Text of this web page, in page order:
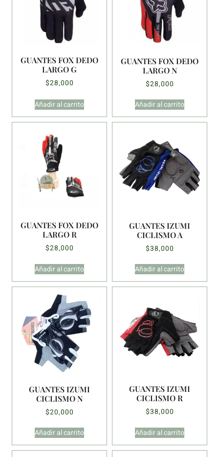
GUANTES FOX DEDO
LARGO G
$28,000
Añadir al carrito
GUANTES FOX DEDO
LARGO N
$28,000
Añadir al carrito
GUANTES FOX DEDO
LARGO R
$28,000
Añadir al carrito
GUANTES IZUMI
CICLISMO A
$38,000
Añadir al carrito
GUANTES IZUMI
CICLISMO N
$20,000
Añadir al carrito
GUANTES IZUMI
CICLISMO R
$38,000
Añadir al carrito